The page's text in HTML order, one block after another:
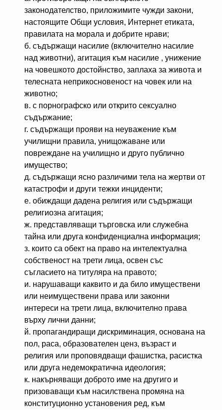
законодателство, приложимите чужди закони,
настоящите Общи условия, Интернет етиката,
правилата на морала и добрите нрави;
б. съдържащи насилие (включително насилие
над животни), агитация към насилие , унижение
на човешкото достойнство, заплаха за живота и
телесната неприкосновеност на човек или на
животно;
в. с порнографско или открито сексуално
съдържание;
г. съдържащи прояви на неуважение към
училищни правила, унищожаване или
повреждане на училищно и друго публично
имущество;
д. съдържащи ясно различими тела на жертви от
катастрофи и други тежки инциденти;
е. обиждащи дадена религия или съдържащи
религиозна агитация;
ж. представляващи търговска или служебна
тайна или друга конфиденциална информация;
з. които са обект на право на интелектуална
собственост на трети лица, освен със
съгласието на титуляра на правото;
и. нарушаващи каквито и да било имуществени
или неимуществени права или законни
интереси на трети лица, включително права
върху лични данни;
й. пропагандиращи дискриминация, основана на
пол, раса, образователен ценз, възраст и
религия или проповядващи фашистка, расистка
или друга недемократична идеология;
к. накърняващи доброто име на другиго и
призоваващи към насилствена промяна на
конституционно установения ред, към